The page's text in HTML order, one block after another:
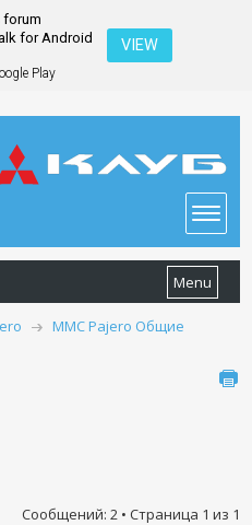
for Android
Play
VIEW
Menu
MMC Pajero Общие
Сообщений: 2 • Страница 1 из 1